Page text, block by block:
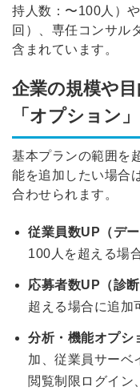
持人数：〜100人）
回）、専任コンサル
含まれています。
企業の規模や
「オプション」
基本プランの範囲を
能を追加したい場合
合わせられます。
従業員数UP（デ
100人を超える場
応募者数UP（診断
超える場合に追加
分析・機能オプシ
加、従業員サーベ
閲覧制限ログイン